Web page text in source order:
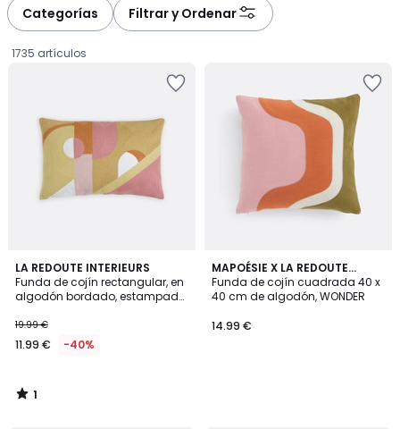
Categorías Filtrar y Ordenar
1735 artículos
LA REDOUTE INTERIEURS
Funda de cojín rectangular, en
algodón bordado, estampado
€
en
de
19.99
19.99 €
11.99 € -40%
1
/
5
1
/
MAPOÉSIE X LA REDOUTE
INTÉRIEURS
Funda de cojín cuadrada 40 x
40 cm de algodón, WONDER
14.99 €